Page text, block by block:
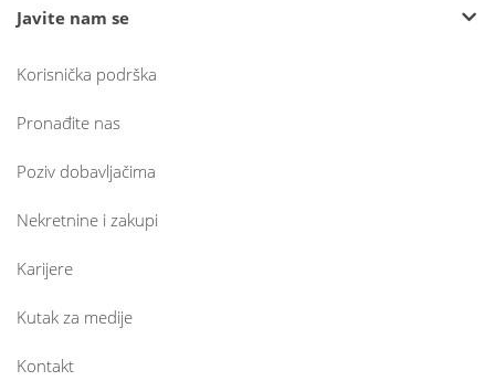
Javite nam se
Korisnička podrška
Pronađite nas
Poziv dobavljačima
Nekretnine i zakupi
Karijere
Kutak za medije
Kontakt